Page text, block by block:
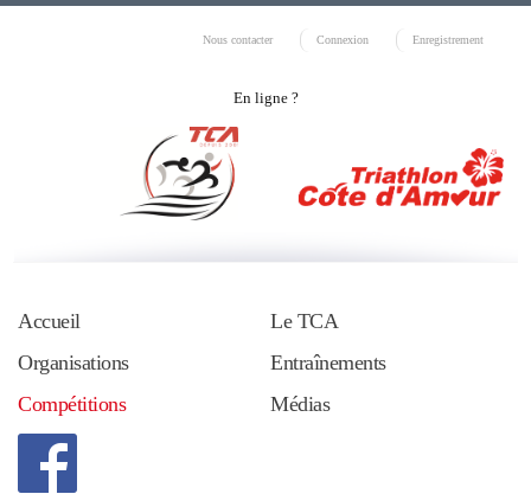
Nous contacter Connexion Enregistrement
En ligne ?
Accueil
Le TCA
Organisations
Entraînements
Compétitions
Médias